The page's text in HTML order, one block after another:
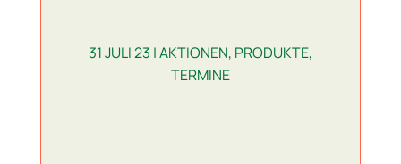
31 JULI 23 |AKTIONEN, PRODUKTE,
TERMINE